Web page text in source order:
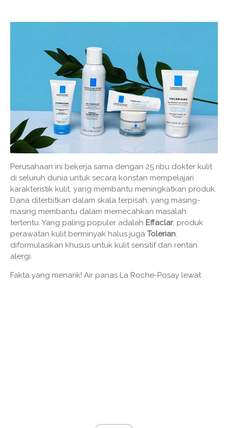
Perusahaan ini bekerja sama dengan 25 ribu dokter kulit
di seluruh dunia untuk secara konstan mempelajari
karakteristik kulit, yang membantu meningkatkan produk.
Dana diterbitkan dalam skala terpisah, yang masing-
masing membantu dalam memecahkan masalah
tertentu. Yang paling populer adalah Effaclar, produk
perawatan kulit berminyak halus juga Tolerian,
diformulasikan khusus untuk kulit sensitif dan rentan
alergi.
Fakta yang menarik! Air panas La Roche-Posay lewat